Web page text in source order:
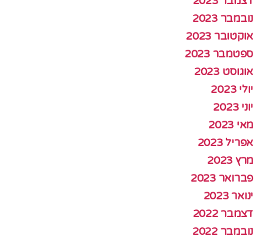
נובמבר 2023
אוקטובר 2023
ספטמבר 2023
אוגוסט 2023
יולי 2023
יוני 2023
מאי 2023
אפריל 2023
מרץ 2023
פברואר 2023
ינואר 2023
דצמבר 2022
נובמבר 2022